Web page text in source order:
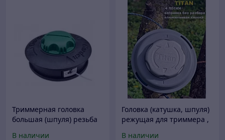
Триммерная головка
большая (шпуля) резьба
В наличии
Головка (катушка, шпуля)
режущая для триммера ,
В наличии